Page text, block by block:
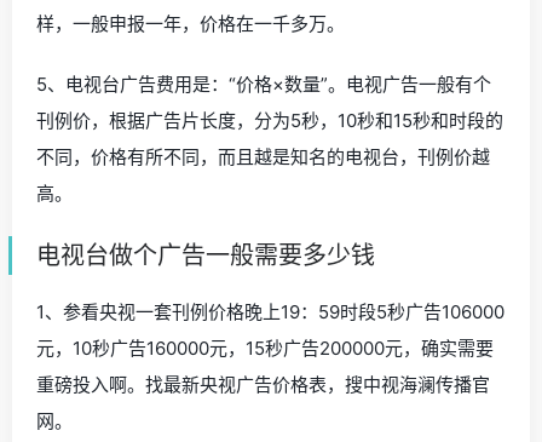
样，一般申报一年，价格在一千多万。
5、电视台广告费用是：“价格×数量”。电视广告一般有个
刊例价，根据广告片长度，分为5秒，10秒和15秒和时段的
不同，价格有所不同，而且越是知名的电视台，刊例价越
高。
电视台做个广告一般需要多少钱
1、参看央视一套刊例价格晚上19：59时段5秒广告106000
元，10秒广告160000元，15秒广告200000元，确实需要
重磅投入啊。找最新央视广告价格表，搜中视海澜传播官
网。